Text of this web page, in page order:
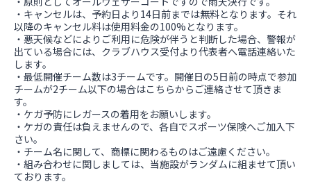
・キャンセルは、予約日より14日前までは無料となります。それ
以降のキャンセル料は使用料金の100%となります。
・悪天候などによりご利用に危険が伴うと判断した場合、警報が
出ている場合には、クラブハウス受付より代表者へ電話連絡いた
します。
・最低開催チーム数は3チームです。開催日の5日前の時点で参加
チームが2チーム以下の場合はこちらからご連絡させて頂きま
す。
・ケガ予防にレガースの着用をお願いします。
・ケガの責任は負えませんので、各自でスポーツ保険へご加入下
さい。
・チーム名に関して、商標に関わるものはご遠慮ください。
・組み合わせに関しましては、当施設がランダムに組ませて頂い
ております。